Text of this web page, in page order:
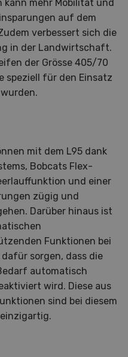
kann mehr Mobilität und
auf dem
verbessert sich die
in der Landwirtschaft.
der Grösse 405/70
speziell für den Einsatz
mit dem L95 dank
Bobcats Flex-
und einer
zügig und
Darüber hinaus ist
Funktionen bei
sorgen, dass die
automatisch
wird. Diese aus
sind bei diesem